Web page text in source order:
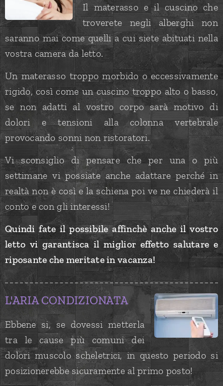
Il materasso e il cuscino che
troverete negli alberghi non
saranno mai come quelli a cui siete abituati nella
vostra camera da letto.
Un materasso troppo morbido o eccessivamente
rigido, così come un cuscino troppo alto o basso,
se non adatti al vostro corpo sarà motivo di
dolori e tensioni alla colonna vertebrale
provocando sonni non ristoratori.
Vi sconsiglio di pensare che per una o più
settimane vi possiate anche adattare perché in
realtà non è così e la schiena poi ve ne chiederà il
conto e con gli interessi!
Quindi fate il possibile affinchè anche il vostro
letto vi garantisca il miglior effetto salutare e
riposante che meritate in vacanza!
L'ARIACONDIZIONATA
Ebbene si, se dovessi metterla
tra le cause più comuni dei
dolori muscolo scheletrici, in questo periodo si
posizionerebbe sicuramente al primo posto!